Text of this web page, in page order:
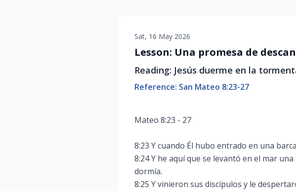
Sat, 16 May 2026
Lesson: Una promesa de
Reading: Jesús duerme en la
Reference: San Mateo 8:23-27
Mateo 8:23 - 27
8:23 Y cuando Él hubo entrado en una
8:24 Y he aquí que se levantó en el mar
dormía.
8:25 Y vinieron sus discípulos y le